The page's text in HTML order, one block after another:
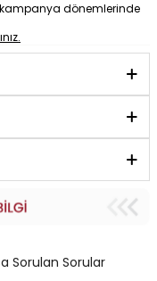
kampanya dönemlerinde
Sorulan Sorular